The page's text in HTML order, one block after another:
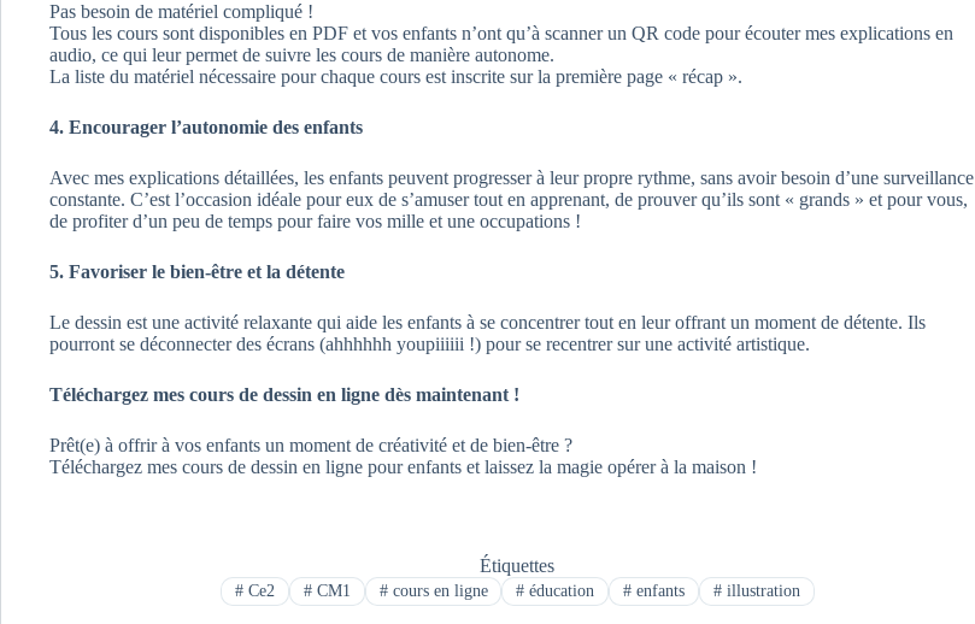
Pas besoin de matériel compliqué !
Tous les cours sont disponibles en PDF et vos enfants n’ont qu’à scanner un QR code pour écouter mes explications en
audio, ce qui leur permet de suivre les cours de manière autonome.
La liste du matériel nécessaire pour chaque cours est inscrite sur la première page « récap ».
4. Encourager l’autonomie des enfants
Avec mes explications détaillées, les enfants peuvent progresser à leur propre rythme, sans avoir besoin d’une surveillance
constante. C’est l’occasion idéale pour eux de s’amuser tout en apprenant, de prouver qu’ils sont « grands » et pour vous,
de profiter d’un peu de temps pour faire vos mille et une occupations !
5. Favoriser le bien-être et la détente
Le dessin est une activité relaxante qui aide les enfants à se concentrer tout en leur offrant un moment de détente. Ils
pourront se déconnecter des écrans (ahhhhhh youpiiiiii !) pour se recentrer sur une activité artistique.
Téléchargez mes cours de dessin en ligne dès maintenant !
Prêt(e) à offrir à vos enfants un moment de créativité et de bien-être ?
Téléchargez mes cours de dessin en ligne pour enfants et laissez la magie opérer à la maison !
Étiquettes
#Ce2 #CM1 #cours en ligne # éducation # enfants #illustration